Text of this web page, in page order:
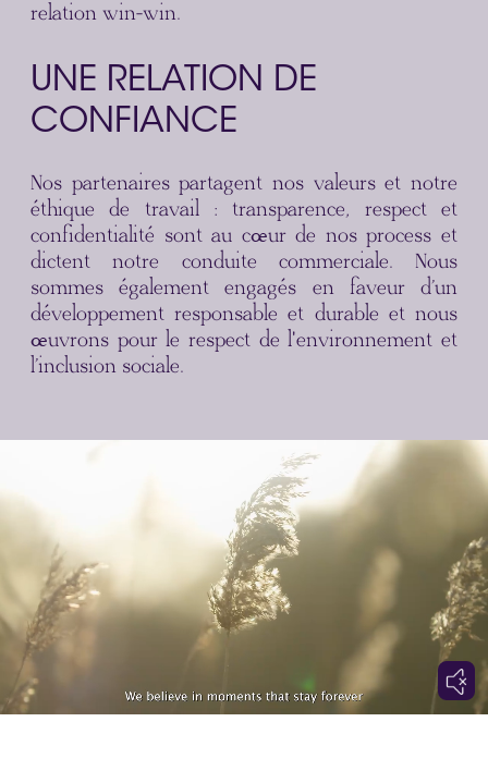
relation win-win.
UNE RELATION DE
CONFIANCE
Nos partenaires partagent nos valeurs et notre
éthique de travail : transparence, respect et
confidentialité sont au cœur de nos process et
dictent notre conduite commerciale. Nous
sommes également engagés en faveur d’un
développement responsable et durable et nous
œuvrons pour le respect de l'environnement et
l’inclusion sociale.